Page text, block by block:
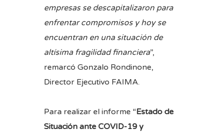
empresas se descapitalizaron para
enfrentar compromisos y hoy se
encuentran en una situación de
altísima fragilidad financiera”,
remarcó Gonzalo Rondinone,
Director Ejecutivo FAIMA.
Para realizar el informe “Estado de
Situación ante COVID-19 y